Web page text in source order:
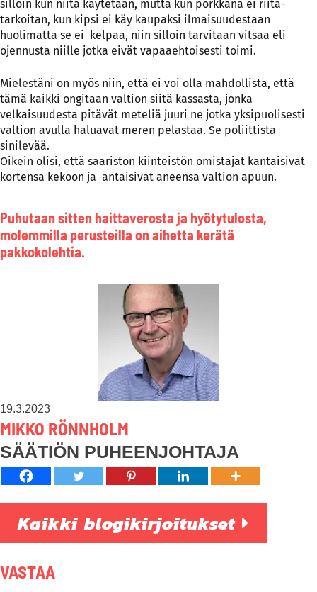
silloin kun niitä käytetään, mutta kun porkkana ei riitä-
tarkoitan, kun kipsi ei käy kaupaksi ilmaisuudestaan
huolimatta se ei kelpaa, niin silloin tarvitaan vitsaa eli
ojennusta niille jotka eivät vapaaehtoisesti toimi.
Mielestäni on myös niin, että ei voi olla mahdollista, että
tämä kaikki ongitaan valtion siitä kassasta, jonka
velkaisuudesta pitävät meteliä juuri ne jotka yksipuolisesti
valtion avulla haluavat meren pelastaa. Se poliittista
sinilevää.
Oikein olisi, että saariston kiinteistön omistajat kantaisivat
kortensa kekoon ja antaisivat aneensa valtion apuun.
Puhutaan sitten haittaverosta ja hyötytulosta,
molemmilla perusteilla on aihetta kerätä
pakkokolehtia.
19.3.2023
MIKKO RÖNNHOLM
SÄÄTIÖN PUHEENJOHTAJA
Kaikki blogikirjoitukset
VASTAA